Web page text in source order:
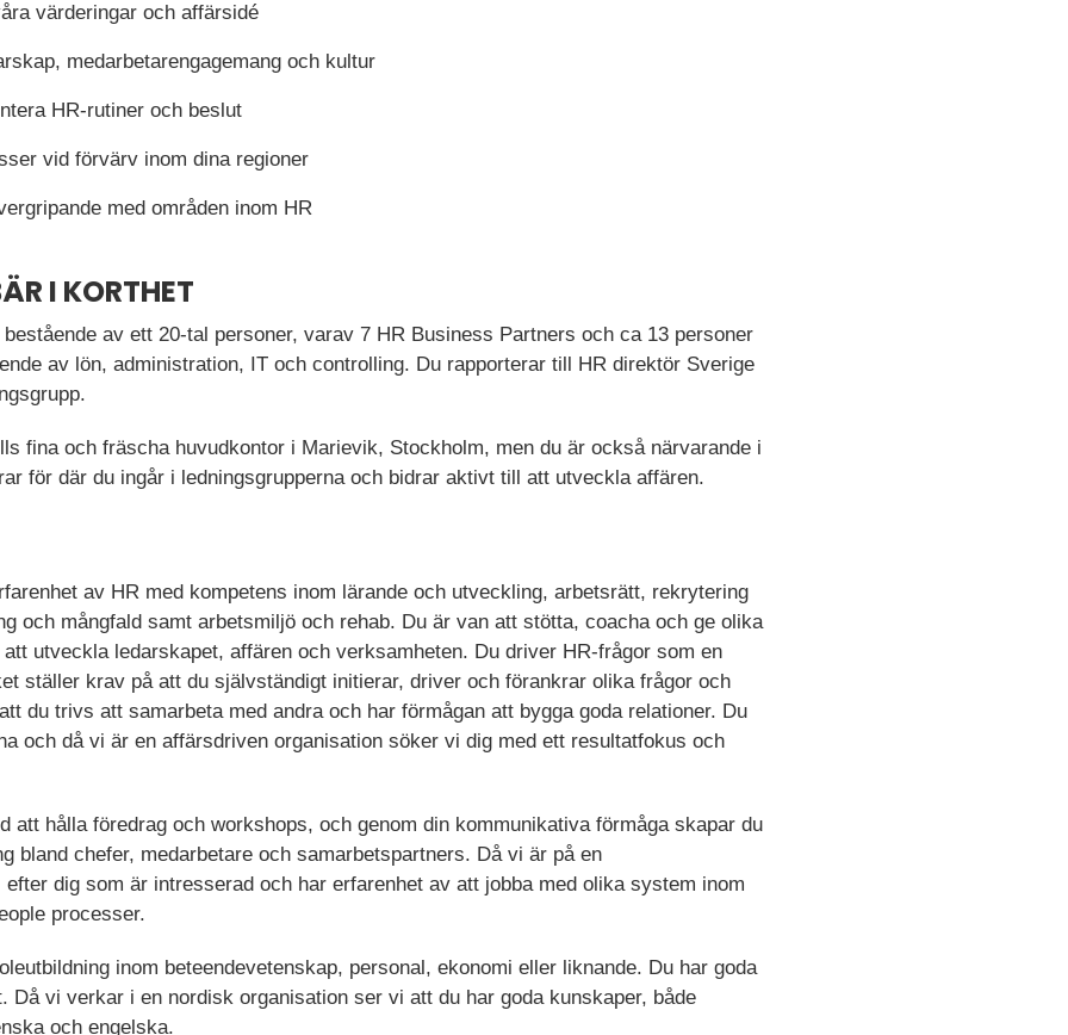
värderingar och affärsidé
medarbetarengagemang och kultur
HR-rutiner och beslut
vid förvärv inom dina regioner
med områden inom HR
I KORTHET
av ett 20-tal personer, varav 7 HR Business Partners och ca 13 personer
av lön, administration, IT och controlling. Du rapporterar till HR direktör Sverige
fina och fräscha huvudkontor i Marievik, Stockholm, men du är också närvarande i
för där du ingår i ledningsgrupperna och bidrar aktivt till att utveckla affären.
av HR med kompetens inom lärande och utveckling, arbetsrätt, rekrytering
och mångfald samt arbetsmiljö och rehab. Du är van att stötta, coacha och ge olika
utveckla ledarskapet, affären och verksamheten. Du driver HR-frågor som en
ställer krav på att du självständigt initierar, driver och förankrar olika frågor och
du trivs att samarbeta med andra och har förmågan att bygga goda relationer. Du
och då vi är en affärsdriven organisation söker vi dig med ett resultatfokus och
att hålla föredrag och workshops, och genom din kommunikativa förmåga skapar du
bland chefer, medarbetare och samarbetspartners. Då vi är på en
dig som är intresserad och har erfarenhet av att jobba med olika system inom
processer.
inom beteendevetenskap, personal, ekonomi eller liknande. Du har goda
Då vi verkar i en nordisk organisation ser vi att du har goda kunskaper, både
och engelska.